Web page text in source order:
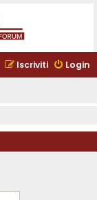
Login
Iscriviti